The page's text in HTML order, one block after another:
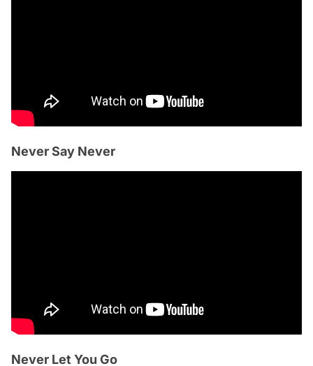
Never Say Never
Never Let You Go